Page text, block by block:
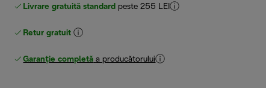
Livrare gratuită standard peste 255 LEI
Retur gratuit
Garanție completă a producătorului